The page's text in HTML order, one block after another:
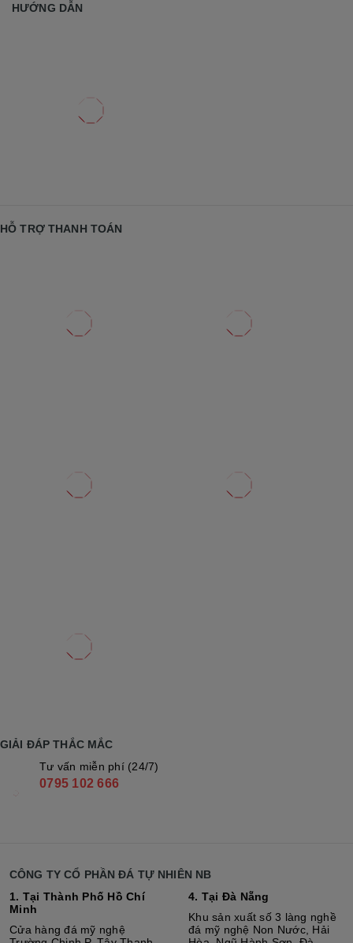
HƯỚNG DẪN
HỖ TRỢ THANH TOÁN
GIẢI ĐÁP THẮC MẮC
Tư vấn miễn phí (24/7)
0795 102 666
CÔNG TY CỔ PHẦN ĐÁ TỰ NHIÊN NB
1. Tại Thành Phố Hồ Chí
Minh
Cửa hàng đá mỹ nghệ
4. Tại Đà Nẵng
Khu sản xuất số 3 làng nghề
đá mỹ nghệ Non Nước, Hải